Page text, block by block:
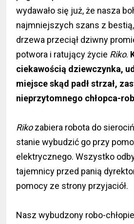
wydawało się już, że nasza
najmniejszych szans z bestią,
drzewa przeciął dziwny
potwora i ratujący życie Riko.
ciekawością dziewczynka,
miejsce skąd padł strzał,
nieprzytomnego chłopca-
Rikozabiera robota do
stanie wybudzić go przy
elektrycznego. Wszystko
tajemnicy przed panią
pomocy ze strony przyjaciół.
Nasz wybudzony robo-